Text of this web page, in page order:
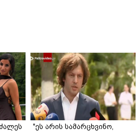
"ეს არის სამარცხვინო,